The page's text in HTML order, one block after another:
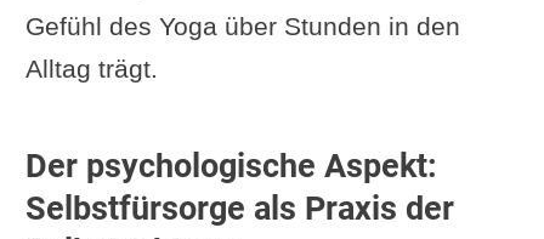
Gefühl des Yoga über Stunden in den
Alltag trägt.
Der psychologische Aspekt:
Selbstfürsorge als Praxis der